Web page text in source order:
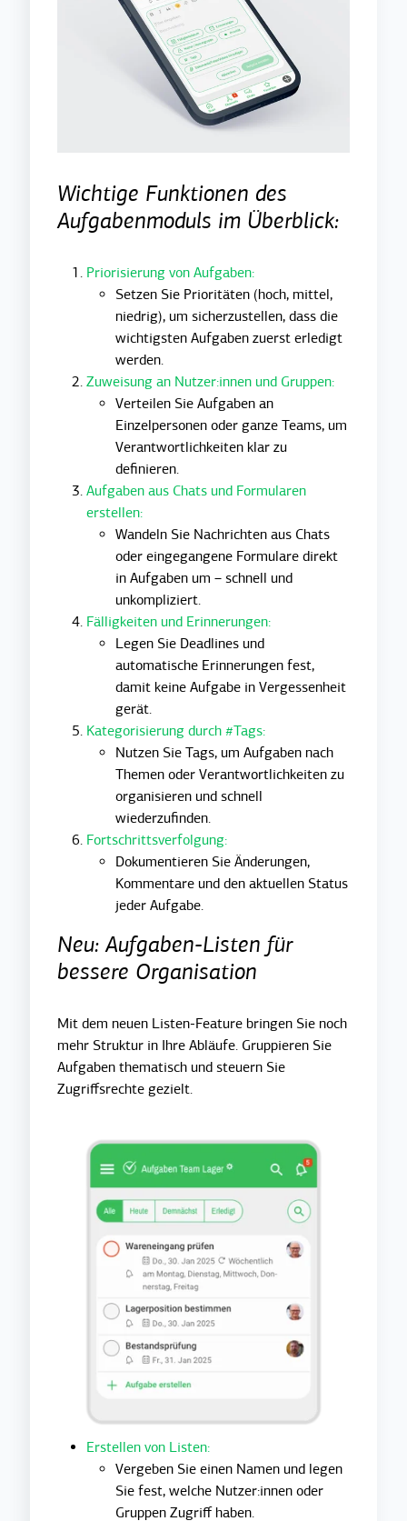
Wichtige Funktionen des
Aufgabenmoduls im Überblick:
Priorisierung von Aufgaben:
Setzen Sie Prioritäten (hoch, mittel,
niedrig), um sicherzustellen, dass die
wichtigsten Aufgaben zuerst erledigt
werden.
Zuweisung an Nutzer:innen und Gruppen:
Verteilen Sie Aufgaben an
Einzelpersonen oder ganze Teams, um
Verantwortlichkeiten klar zu
definieren.
Aufgaben aus Chats und Formularen
erstellen:
Wandeln Sie Nachrichten aus Chats
oder eingegangene Formulare direkt
in Aufgaben um – schnell und
unkompliziert.
Fälligkeiten und Erinnerungen:
Legen Sie Deadlines und
automatische Erinnerungen fest,
damit keine Aufgabe in Vergessenheit
gerät.
Kategorisierung durch #Tags:
Nutzen Sie Tags, um Aufgaben nach
Themen oder Verantwortlichkeiten zu
organisieren und schnell
wiederzufinden.
Fortschrittsverfolgung:
Dokumentieren Sie Änderungen,
Kommentare und den aktuellen Status
jeder Aufgabe.
Neu: Aufgaben-Listen für
bessere Organisation
Mit dem neuen Listen-Feature bringen Sie noch
mehr Struktur in Ihre Abläufe. Gruppieren Sie
Aufgaben thematisch und steuern Sie
Zugriffsrechte gezielt.
Erstellen von Listen:
Vergeben Sie einen Namen und legen
Sie fest, welche Nutzer:innen oder
Gruppen Zugriff haben.